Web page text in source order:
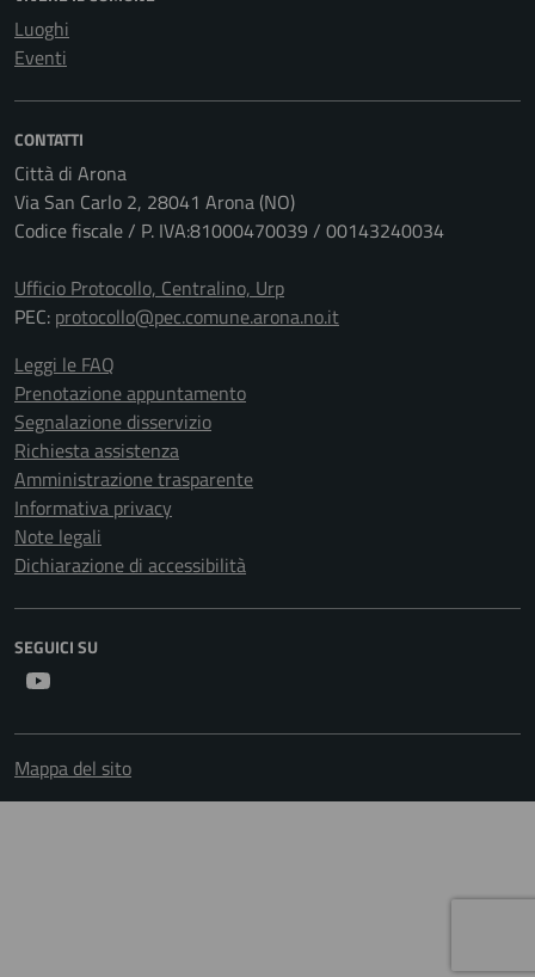
Luoghi
Eventi
CONTATTI
Città di Arona
Via San Carlo 2, 28041 Arona (NO)
Codice fiscale / P. IVA:81000470039 / 00143240034
Ufficio Protocollo, Centralino, Urp
PEC: protocollo@pec.comune.arona.no.it
Leggi le FAQ
Prenotazione appuntamento
Segnalazione disservizio
Richiesta assistenza
Amministrazione trasparente
Informativa privacy
Note legali
Dichiarazione di accessibilità
SEGUICI SU
Mappa del sito